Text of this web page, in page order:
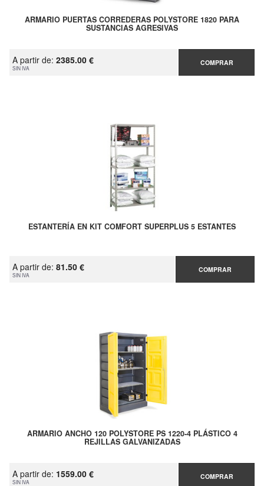
ARMARIO PUERTAS CORREDERAS POLYSTORE 1820 PARA
SUSTANCIAS AGRESIVAS
A partir de: 2385.00 €
SIN IVA
COMPRAR
ESTANTERÍA EN KIT COMFORT SUPERPLUS 5 ESTANTES
A partir de: 81.50 €
SIN IVA
COMPRAR
ARMARIO ANCHO 120 POLYSTORE PS 1220-4 PLÁSTICO 4
REJILLAS GALVANIZADAS
A partir de: 1559.00 €
SIN IVA
COMPRAR